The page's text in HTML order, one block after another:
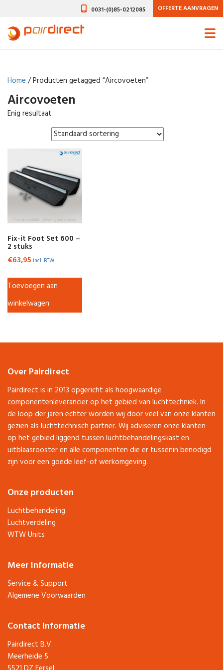
0031-(0)85-0212085 OFFERTE AANVRAGEN
Home / Producten getagged “Aircovoeten”
Aircovoeten
Enig resultaat
Fix-it Foot Set 600 –
2 stuks
€63,95 incl. BTW
Toevoegen aan
winkelwagen
Over Pairdirect
Pairdirect is in 2013 opgericht als hoogwaardige
componentenleverancier op het gebied van luchttechniek. In
de loop der jaren echter worden wij door veel van onze klanten
gezien als luchttechnisch partner. Wij adviseren onze klanten
op het gebied liggend tussen luchtbehandelingskast en
uitblaasrooster en alle componenten die er tussenin benodigd
zijn voor een goede leef-of werkomgeving.
Onze producten
Luchtbehandeling
Luchtverdeling
WTW Units
Meer Informatie
Service & Support
Algemene Voorwaarden
Contact Informatie
Pairdirect B.V.
Meerheide 5